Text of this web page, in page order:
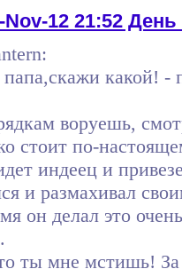
12 21:52 День
какой! -
воруешь,
стоит по-
индеец и
и размахивал
он делал это
ты мне мстишь!